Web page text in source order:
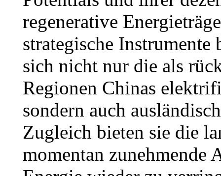
regenerative
strategische
sich nicht nur die als
Regionen Chinas
sondern auch
Zugleich bieten sie die
momentan